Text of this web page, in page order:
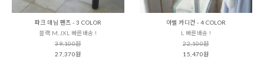
파크 데님 팬츠 - 3 COLOR
블랙 M,JXL 빠른배송 !
39,100원
27,370원
아벨 카디건 - 4 COLOR
L 빠른배송 !
22,100원
15,470원